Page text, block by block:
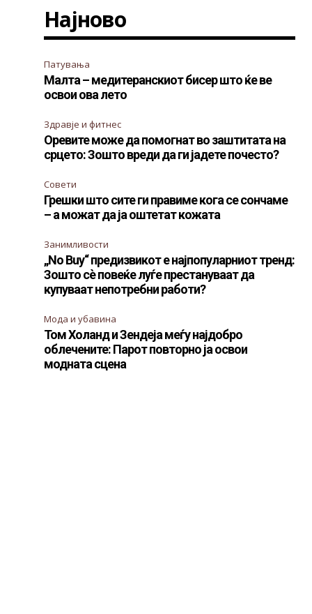
Најново
Патувања
Малта – медитеранскиот бисер што ќе ве
освои ова лето
Здравје и фитнес
Оревите може да помогнат во заштитата на
срцето: Зошто вреди да ги јадете почесто?
Совети
Грешки што сите ги правиме кога се сончаме
– а можат да ја оштетат кожата
Занимливости
„No Buy“ предизвикот е најпопуларниот тренд:
Зошто сè повеќе луѓе престануваат да
купуваат непотребни работи?
Мода и убавина
Том Холанд и Зендеја меѓу најдобро
облечените: Парот повторно ја освои
модната сцена